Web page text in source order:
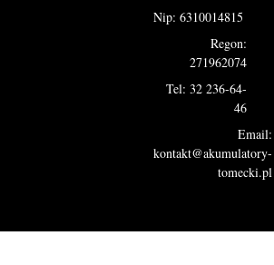
Nip: 6310014815
Regon:
271962074
Tel: 32 236-64-
46
Email:
kontakt@akumulatory-
tomecki.pl